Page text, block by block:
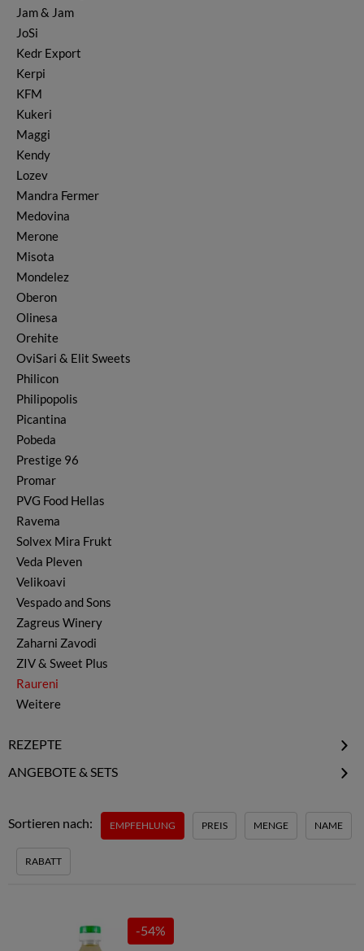
Jam & Jam
JoSi
Kedr Export
Kerpi
KFM
Kukeri
Maggi
Kendy
Lozev
Mandra Fermer
Medovina
Merone
Misota
Mondelez
Oberon
Olinesa
Orehite
OviSari & Elit Sweets
Philicon
Philipopolis
Picantina
Pobeda
Prestige 96
Promar
PVG Food Hellas
Ravema
Solvex Mira Frukt
Veda Pleven
Velikoavi
Vespado and Sons
Zagreus Winery
Zaharni Zavodi
ZIV & Sweet Plus
Raureni
Weitere
REZEPTE
Schopska-Salat
Schäfersalat Ovcharska
Joghurtsuppe
Erdbeer Limetten Joghurt
ANGEBOTE & SETS
Gourmet Specials
Gourmet Probiersets
Sortieren nach: EMPFEHLUNG PREIS MENGE NAME
RABATT
-54%